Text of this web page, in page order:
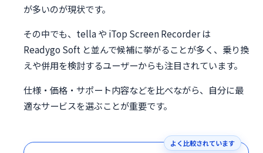
が多いのが現状です。
その中でも、tella や iTop Screen Recorder は
Readygo Soft と並んで候補に挙がることが多く、乗り換
えや併用を検討するユーザーからも注目されています。
仕様・価格・サポート内容などを比べながら、自分に最
適なサービスを選ぶことが重要です。
よく比較されています